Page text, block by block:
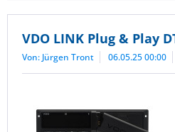
VDO LINK Plug & Play
Von: Jürgen Tront 06.05.25 00:00